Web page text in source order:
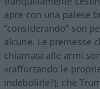
apre con una palese
“considerando” son
alcune. Le premesse
chiamata alle armi
«rafforzando le
indebolirle?), che